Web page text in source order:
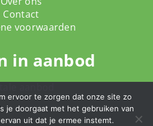
Contact
voorwaarden
in aanbod
ervoor te zorgen dat onze site zo
je doorgaat met het gebruiken van
uit dat je ermee instemt.